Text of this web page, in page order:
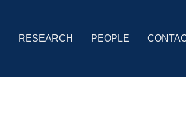
RESEARCH PEOPLE